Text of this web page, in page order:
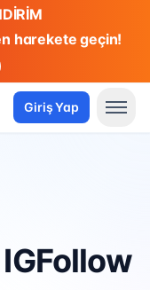
harekete geçin!
Giriş Yap